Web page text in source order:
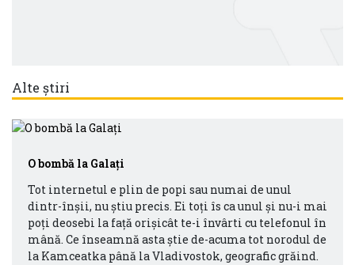
Alte știri
O bombă la Galați
Tot internetul e plin de popi sau numai de unul
dintr-înșii, nu știu precis. Ei toți îs ca unul și nu-i mai
poți deosebi la față orișicât te-i învârti cu telefonul în
mână. Ce înseamnă asta știe de-acuma tot norodul de
la Kamceatka până la Vladivostok, geografic grăind.